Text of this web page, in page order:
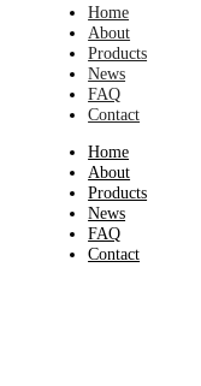
Home
About
Products
News
FAQ
Contact
Home
About
Products
News
FAQ
Contact